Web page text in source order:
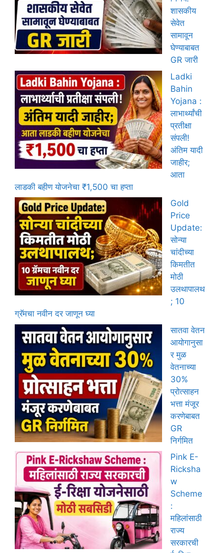
शासकीय
सेवेत
सामावून
घेण्याबाबत
GR जारी
Ladki
Bahin
Yojana :
लाभार्थ्यांची
प्रतीक्षा
संपली!
अंतिम यादी
जाहीर;
आता
लाडकी बहीण योजनेचा ₹1,500 चा हप्ता
Gold
Price
Update:
सोन्या
चांदीच्या
किमतीत
मोठी
उलथापालथ
; 10
ग्रॅमचा नवीन दर जाणून घ्या
सातवा वेतन
आयोगानुसा
र मुळ
वेतनाच्या
30%
प्रोत्साहन
भत्ता मंजूर
करणेबाबत
GR
निर्गमित
Pink E-
Ricksha
w
Scheme
:
महिलांसाठी
राज्य
सरकारची